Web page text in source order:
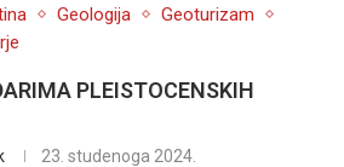
Geologija
Geoturizam
PLEISTOCENSKIH
23. studenoga 2024.